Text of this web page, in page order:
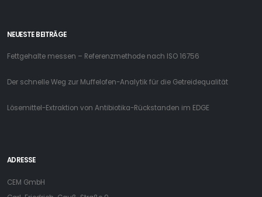
NEUESTE BEITRÄGE
Fettgehalte messen – Referenzmethode nach ISO 16756
Der schnelle Weg zur Muffelofen-Analytik für die Getreidequalität
Lösemittel-Extraktion von Antibiotika-Rückstanden im EDGE
ADRESSE
CEM GmbH